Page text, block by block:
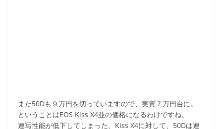
また50Dも９万円を切っていますので、実質７万円台に。
ということはEOS Kiss X4並の価格になるわけですね。
連写性能が低下してしまった、Kiss X4に対して、50Dは連